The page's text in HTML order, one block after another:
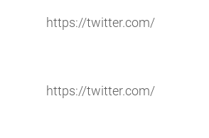
https://twitter.com/
https://twitter.com/